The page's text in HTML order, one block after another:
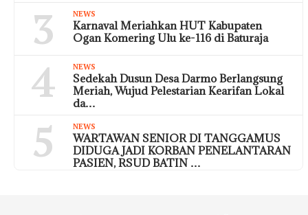
3 NEWS
Karnaval Meriahkan HUT Kabupaten
Ogan Komering Ulu ke-116 di Baturaja
4 NEWS
Sedekah Dusun Desa Darmo Berlangsung
Meriah, Wujud Pelestarian Kearifan Lokal
da…
5 NEWS
WARTAWAN SENIOR DI TANGGAMUS
DIDUGA JADI KORBAN PENELANTARAN
PASIEN, RSUD BATIN …